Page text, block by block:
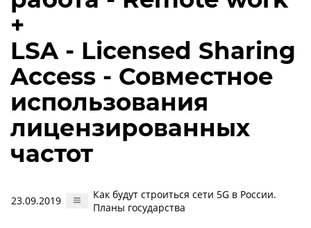
+
LSA - Licensed Sharing
Access - Совместное
использования
лицензированных
частот
23.09.2019
Как будут строиться сети 5G в России.
Планы государства